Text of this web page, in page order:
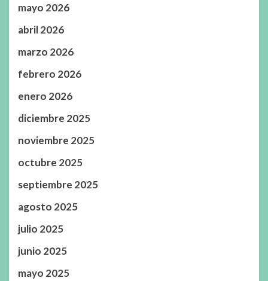
mayo 2026
abril 2026
marzo 2026
febrero 2026
enero 2026
diciembre 2025
noviembre 2025
octubre 2025
septiembre 2025
agosto 2025
julio 2025
junio 2025
mayo 2025